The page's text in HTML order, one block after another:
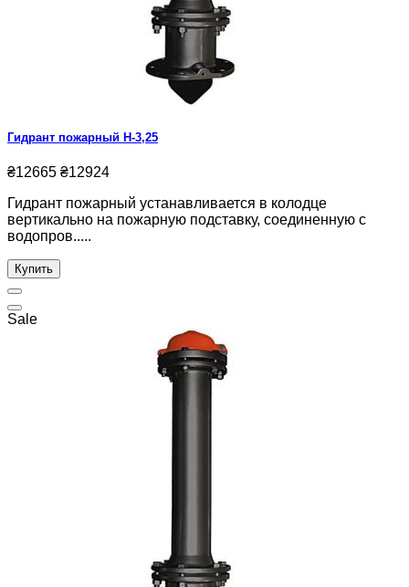
Гидрант пожарный Н-3,25
₴12665 ₴12924
Гидрант пожарный устанавливается в колодце
вертикально на пожарную подставку, соединенную с
водопров.....
Купить
Sale